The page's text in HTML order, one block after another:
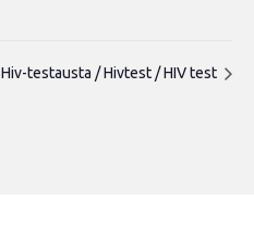
Hiv-testausta / Hivtest / HIV test